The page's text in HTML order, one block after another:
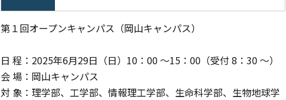
第１回オープンキャンパス（岡山キャンパス）
日 程：2025年6月29日（日）10：00 ～15：00（受付 8：30 ～）
会 場：岡山キャンパス
対 象：理学部、工学部、情報理工学部、生命科学部、生物地球学